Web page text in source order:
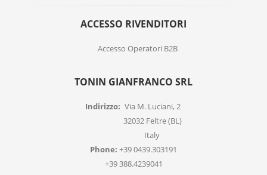
ACCESSO RIVENDITORI
Accesso Operatori B2B
TONIN GIANFRANCO SRL
Indirizzo: Via M. Luciani, 2
32032 Feltre (BL)
Italy
Phone: +39 0439.303191
+39 388.4239041